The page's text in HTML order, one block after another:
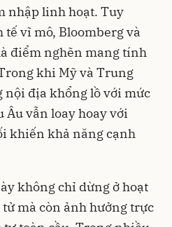
nhập linh hoạt. Tuy
vĩ mô, Bloomberg và
điểm nghẽn mang tính
khi Mỹ và Trung
nội địa khổng lồ với mức
Âu vẫn loay hoay với
khiến khả năng cạnh
không chỉ dừng ở hoạt
mà còn ảnh hưởng trực